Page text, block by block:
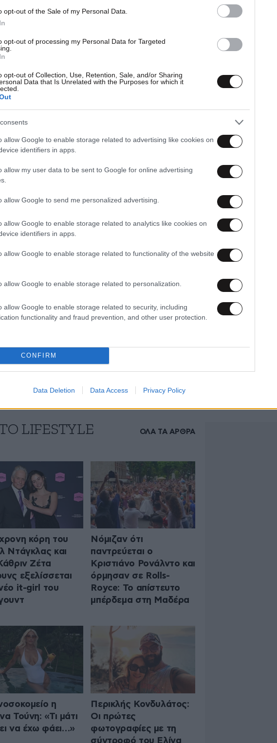
opt-out of the Sale of my Personal Data.
opt-out of processing my Personal Data for Targeted
opt-out of Collection, Use, Retention, Sale, and/or Sharing
Data that Is Unrelated with the Purposes for which it
allow Google to enable storage related to advertising like cookies on
identifiers in apps.
allow my user data to be sent to Google for online advertising
allow Google to send me personalized advertising.
allow Google to enable storage related to analytics like cookies on
identifiers in apps.
allow Google to enable storage related to functionality of the website
allow Google to enable storage related to personalization.
allow Google to enable storage related to security, including
functionality and fraud prevention, and other user protection.
CONFIRM
Data Deletion Data Access Privacy Policy
ψάξτην. Αν έψαξες και δεν βρήκες, επινόησε
εκεί.
όλο και περισσότερο. Βρες όλα τα
στο φως σου!».
this post on Instagram
LIFESTYLE ΟΛΑ ΤΑ ΑΡΘΡΑ
κόρη τoυ
Ντάγκλας και
Ζέτα
εξελίσσεται
it-girl του
Νόμιζαν ότι
παντρεύεται ο
Κριστιάνο Ρονάλντο και
όρμησαν σε Rolls-
Royce: Το απίστευτο
μπέρδεμα στη Μαδέρα
η
Τούνη: «Τι μάτι
να έχω φάει…»
Περικλής Κονδυλάτος:
Οι πρώτες
φωτογραφίες με τη
σύντροφό του Ελίνα